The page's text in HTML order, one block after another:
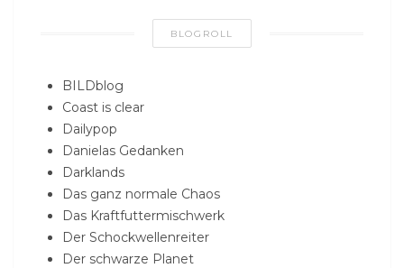
BLOGROLL
BILDblog
Coast is clear
Dailypop
Danielas Gedanken
Darklands
Das ganz normale Chaos
Das Kraftfuttermischwerk
Der Schockwellenreiter
Der schwarze Planet